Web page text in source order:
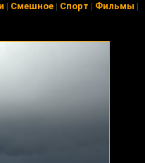
| Смешное| Спорт | Фильмы |